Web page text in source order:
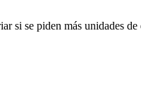
si se piden más unidades de